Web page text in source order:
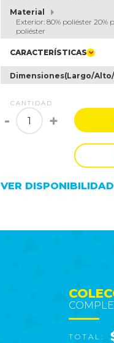
Material
Exterior: 80% poliéster 20%
poliéster
CARACTERÍSTICAS
Dimensiones(Largo/
CANTIDAD
- +
VER
TOTAL: